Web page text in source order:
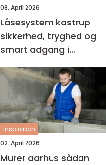
08. April 2026
Låsesystem kastrup
sikkerhed, tryghed og
smart adgang i
hverdagen
inspiration
02. April 2026
Murer aarhus sådan